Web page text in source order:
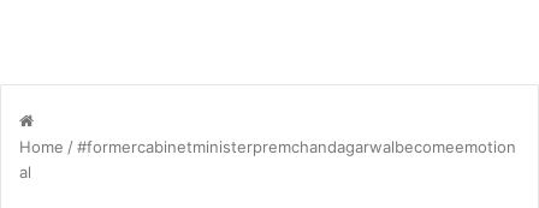
Home /#formercabinetministerpremchandagarwalbecomeemotion
al